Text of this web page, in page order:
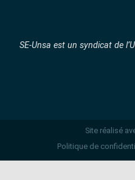
SE-Unsa est un syndicat de
Site réalisé
Politique de